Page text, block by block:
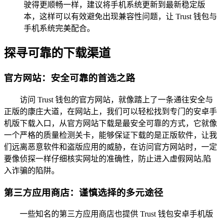
驶得更顺畅一样，建议将手机系统更新到最新稳定版
本，这样可以有效避免出现兼容性问题，让 Trust 钱包与
手机系统完美配合。
探寻可靠的下载渠道
官方网站：安全可靠的首选之路
访问 Trust 钱包的官方网站，就像踏上了一条通往安全与
正版的康庄大道，在网站上，我们可以轻松找到专门的安卓手
机版下载入口，从官方网站下载是最安全可靠的方式，它就像
一个严格的质量检测关卡，能够保证下载的是正版软件，让我
们远离恶意软件和盗版应用的威胁，在访问官方网站时，一定
要像侦探一样仔细核实网址的准确性，防止进入虚假网站,陷
入诈骗的陷阱。
第三方应用商店：谨慎选择的多元途径
一些知名的第三方应用商店也提供 Trust 钱包安卓手机版